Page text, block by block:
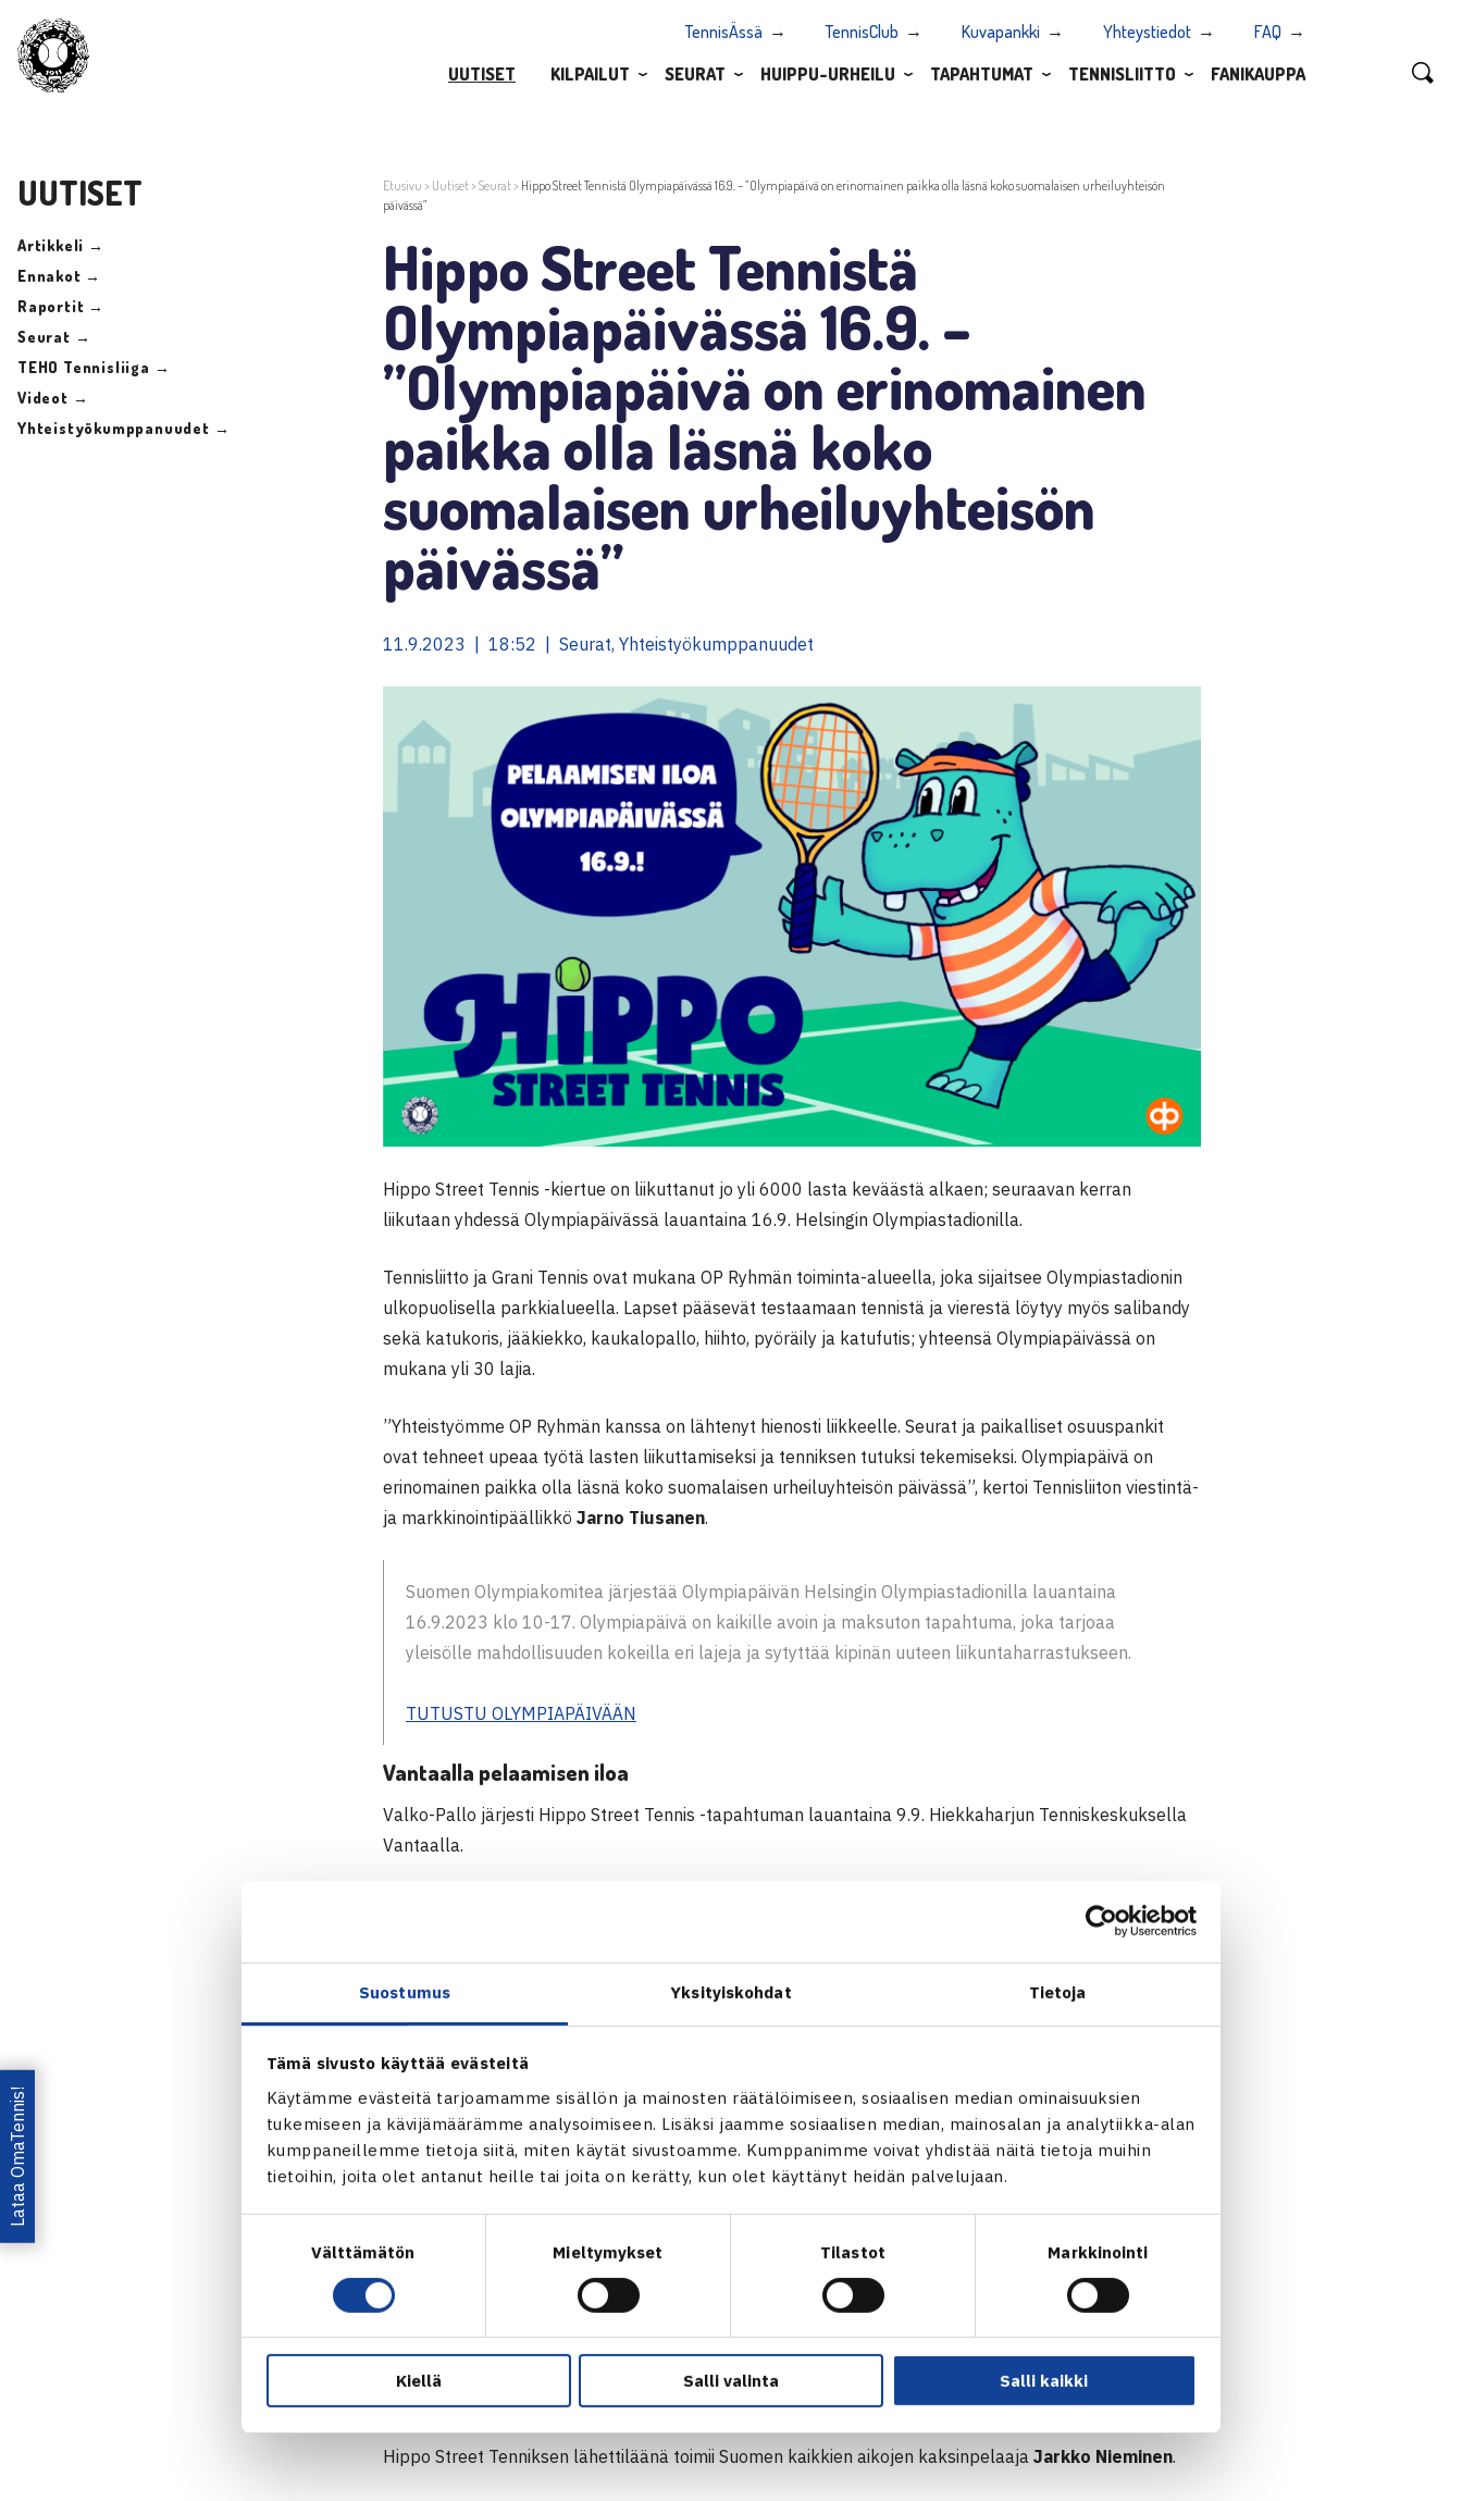
Suostumus Yksityiskohdat Tietoja
Tämä sivusto käyttää evästeitä
Käytämme evästeitä tarjoamamme sisällön ja mainosten räätälöimiseen, sosiaalisen median ominaisuuksien
tukemiseen ja kävijämäärämme analysoimiseen. Lisäksi jaamme sosiaalisen median, mainosalan ja analytiikka-alan
kumppaneillemme tietoja siitä, miten käytät sivustoamme. Kumppanimme voivat yhdistää näitä tietoja muihin
tietoihin, joita olet antanut heille tai joita on kerätty, kun olet käyttänyt heidän palvelujaan.
Välttämätön Mieltymykset Tilastot Markkinointi
Kiellä Salli valinta Salli kaikki
TennisÄssä TennisClub Kuvapankki Yhteystiedot
FAQ
UUTISET
KILPAILUT SEURAT HUIPPU-URHEILU TAPAHTUMAT TENNISLIITTO FANIKAUPPA
UUTISET
Artikkeli →
Ennakot →
Raportit →
Seurat →
TEHO Tennisliiga →
Videot →
Yhteistyökumppanuudet →
Etusivu > Uutiset>Seurat> Hippo Street Tennistä Olympiapäivässä 16.9. – ”Olympiapäivä on erinomainen paikka olla läsnä koko suomalaisen urheiluyhteisön
päivässä”
Hippo Street Tennistä
Olympiapäivässä 16.9. –
”Olympiapäivä on erinomainen
paikka olla läsnä koko
suomalaisen urheiluyhteisön
päivässä”
11.9.2023 | 18:52 | Seurat, Yhteistyökumppanuudet
Hippo Street Tennis -kiertue on liikuttanut jo yli 6000 lasta keväästä alkaen; seuraavan kerran
liikutaan yhdessä Olympiapäivässä lauantaina 16.9. Helsingin Olympiastadionilla.
Tennisliitto ja Grani Tennis ovat mukana OP Ryhmän toiminta-alueella, joka sijaitsee Olympiastadionin
ulkopuolisella parkkialueella. Lapset pääsevät testaamaan tennistä ja vierestä löytyy myös salibandy
sekä katukoris, jääkiekko, kaukalopallo, hiihto, pyöräily ja katufutis; yhteensä Olympiapäivässä on
mukana yli 30 lajia.
”Yhteistyömme OP Ryhmän kanssa on lähtenyt hienosti liikkeelle. Seurat ja paikalliset osuuspankit
ovat tehneet upeaa työtä lasten liikuttamiseksi ja tenniksen tutuksi tekemiseksi. Olympiapäivä on
erinomainen paikka olla läsnä koko suomalaisen urheiluyhteisön päivässä”, kertoi Tennisliiton viestintä-
ja markkinointipäällikkö Jarno Tiusanen.
Suomen Olympiakomitea järjestää Olympiapäivän Helsingin Olympiastadionilla lauantaina
16.9.2023 klo 10-17. Olympiapäivä on kaikille avoin ja maksuton tapahtuma, joka tarjoaa
yleisölle mahdollisuuden kokeilla eri lajeja ja sytyttää kipinän uuteen liikuntaharrastukseen.
TUTUSTU OLYMPIAPÄIVÄÄN
Vantaalla pelaamisen iloa
Valko-Pallo järjesti Hippo Street Tennis -tapahtuman lauantaina 9.9. Hiekkaharjun Tenniskeskuksella
Vantaalla.
Mukana oli mukava määrä perheitä, jotka pääsivät viettämään lauantai-iltapäivää liikunnallisissa
”Osallistujien keskuudessa oli tenniksen lisäksi suosittu temppurata. Oli kiva nähdä perheitä yhdessä
liikkumassa ja tutustumassa tennikseen. Ohjaajien avustuksella pallo alkoi elämään verkolla ja myös
aikuiset innostuivat pelaamaan sekä haastamaan toisiaan. Paikalla oli nykyisiä ja vanhoja Valko-Pallon
tapahtumakoordinaattori
Liisa Tuomaala .
16.9.2023 klo 12-15 Espoon Verkkopalloseura, Martinkallio 4, Espoo
28.9.2023 klo 11.15-12.15 School Action Day, Leppävaaran urheilupuisto, Espoo
TUTUSTU HIPPO STREET TENNIKSEEN
Hippo Street Tenniksen lähettiläänä toimii Suomen kaikkien aikojen kaksinpelaaja Jarkko Nieminen.
Lataa OmaTennis!